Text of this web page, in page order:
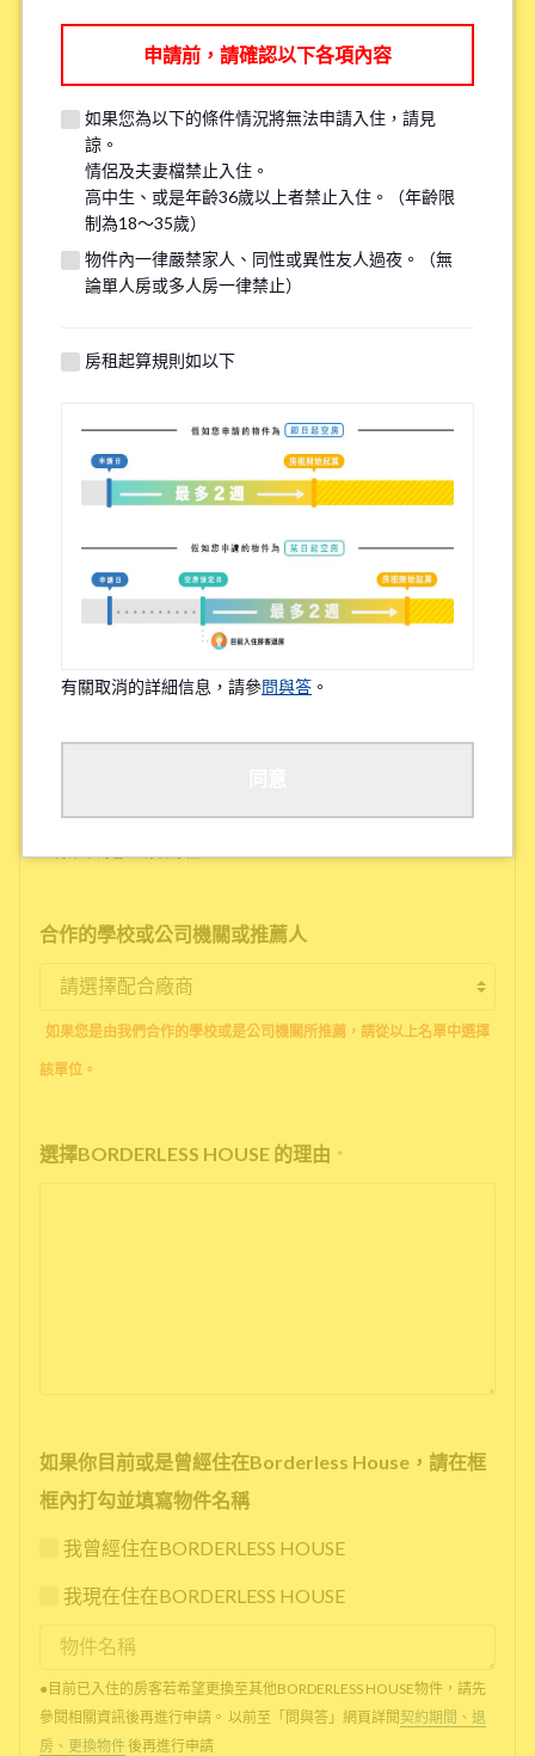
●是否吸菸 *
抽菸 沒抽菸
※請注意，吸煙者無法入住全面禁煙的物件。
有關自行車停車場 *
※請注意有些物件可能沒有自行車停車場。
特殊過敏/慢性疾病 *
有 無
合作的學校或公司機關或推薦人
如果您是由我們合作的學校或是公司機關所推薦，請從以上名單中選擇
該單位。
選擇BORDERLESS HOUSE 的理由 *
如果你目前或是曾經住在Borderless House，請在框
框內打勾並填寫物件名稱
我曾經住在BORDERLESS HOUSE
我現在住在BORDERLESS HOUSE
●目前已入住的房客若希望更換至其他BORDERLESS HOUSE物件，請先
參閱相關資訊後再進行申請。 以前至「問與答」網頁詳閱 契約期間、退
房、更換物件後再進行申請
申請前，請確認以下各項內容
如果您為以下的條件情況將無法申請入住，請見
諒。
情侶及夫妻檔禁止入住。
高中生、或是年齡36歲以上者禁止入住。（年齡限
制為18～35歲）
物件內一律嚴禁家人、同性或異性友人過夜。（無
論單人房或多人房一律禁止）
房租起算規則如以下
有關取消的詳細信息，請參問與答 。